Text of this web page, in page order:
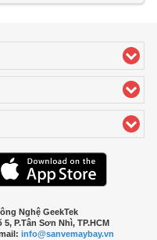
Nghệ GeekTek
P.Tân Sơn Nhì, TP.HCM
info@sanvemaybay.vn